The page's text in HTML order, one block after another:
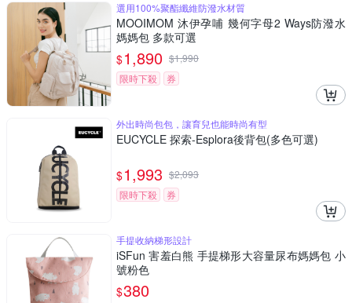
選用100%聚酯纖維防潑水材質
MOOIMOM 沐伊孕哺 幾何字母2 Ways防潑水
媽媽包 多款可選
$1,890 $1,990
限時下殺
券
外出時尚包包，讓育兒也能時尚有型
EUCYCLE 探索-Esplora後背包(多色可選)
$1,993 $2,093
限時下殺
券
手提收納梯形設計
iSFun 害羞白熊 手提梯形大容量尿布媽媽包 小
號粉色
$380